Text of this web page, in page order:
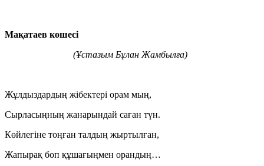
Мақатаев көшесі
(Ұстазым Бұлан Жамбылға)
Жұлдыздардың жібектері орам мың,
Сырласыңның жанарындай саған түн.
Көйлегіне тоңған талдың жыртылған,
Жапырақ боп құшағыңмен орандың…